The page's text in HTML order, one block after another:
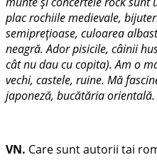
plac rochiile medievale,
semipreţioase, culoarea
neagră. Ador pisicile, câinii
cât nu dau cu copita). Am o
vechi, castele, ruine. Mă
japoneză, bucătăria
VN. Care sunt autorii tai